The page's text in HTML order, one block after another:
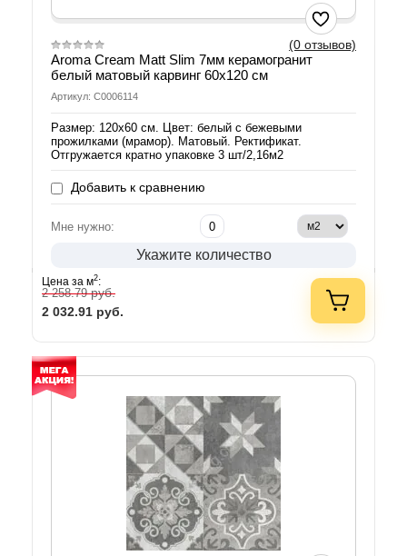
(0 отзывов)
Aroma Cream Matt Slim 7мм керамогранит
белый матовый карвинг 60х120 см
Артикул: С0006114
Размер: 120х60 см. Цвет: белый с бежевыми
прожилками (мрамор). Матовый. Ректификат.
Отгружается кратно упаковке 3 шт/2,16м2
Добавить к сравнению
Мне нужно:
Укажите количество
Цена за м2:
2 258.79руб.
2 032.91 руб.